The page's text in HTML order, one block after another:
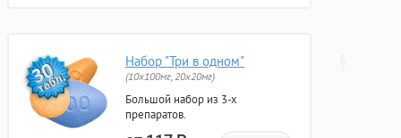
Набор "Три в одном"
(10x100мг, 20x20мг)
Большой набор из 3-х
препаратов.